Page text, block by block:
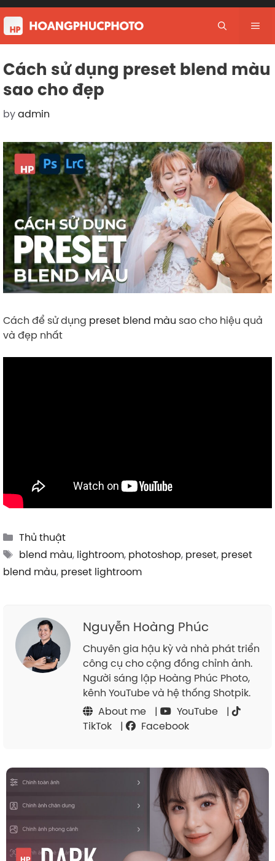
Skip
to
content
Cách sử dụng preset blend màu
sao cho đẹp
byadmin
Cách để sử dụng preset blend màu sao cho hiệu quả
và đẹp nhất
Categories
Thủ thuật
Tags
blend màu, lightroom, photoshop, preset, preset
blend màu, preset lightroom
Nguyễn Hoàng Phúc
Chuyên gia hậu kỳ và nhà phát triển
công cụ cho cộng đồng chỉnh ảnh.
Người sáng lập Hoàng Phúc Photo,
kênh YouTube và hệ thống Shotpik.
About me
| YouTube
|
TikTok
| Facebook